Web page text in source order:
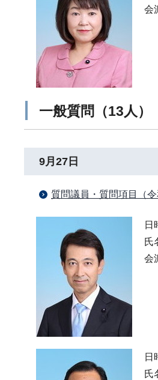
会
一般質問（13人）
9月27日
質問議員・質問項目（
日
氏
会
日
氏